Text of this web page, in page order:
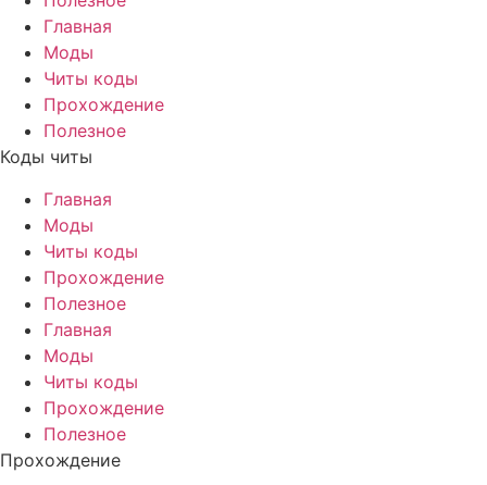
Главная
Моды
Читы коды
Прохождение
Полезное
Коды читы
Главная
Моды
Читы коды
Прохождение
Полезное
Главная
Моды
Читы коды
Прохождение
Полезное
Прохождение